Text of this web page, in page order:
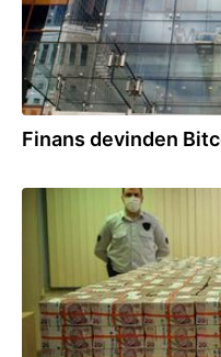
Finans devinden
22.11.2024